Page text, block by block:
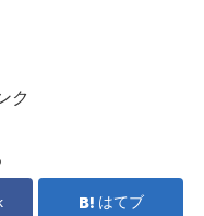
ク
はてブ